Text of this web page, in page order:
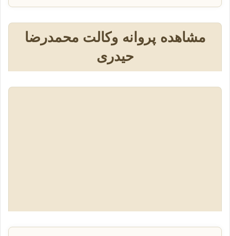
مشاهده پروانه وکالت محمدرضا
حیدری